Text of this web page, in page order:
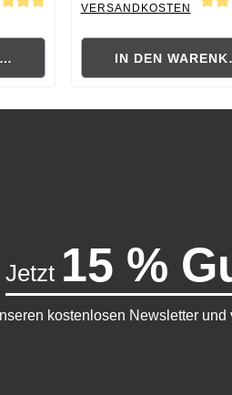
VERSANDKOSTEN
IN DEN
Jetzt 15 %
kostenlosen Newsletter